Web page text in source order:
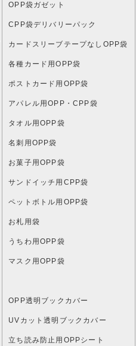
OPP袋ガゼット
CPP袋デリバリーパック
カードスリーブテープなしOPP袋
各種カード用OPP袋
ポストカード用OPP袋
アパレル用OPP・CPP袋
タオル用OPP袋
名刺用OPP袋
お菓子用OPP袋
サンドイッチ用CPP袋
ペットボトル用OPP袋
お札用袋
うちわ用OPP袋
マスク用OPP袋
OPP透明ブックカバー
UVカット透明ブックカバー
立ち読み防止用OPPシート